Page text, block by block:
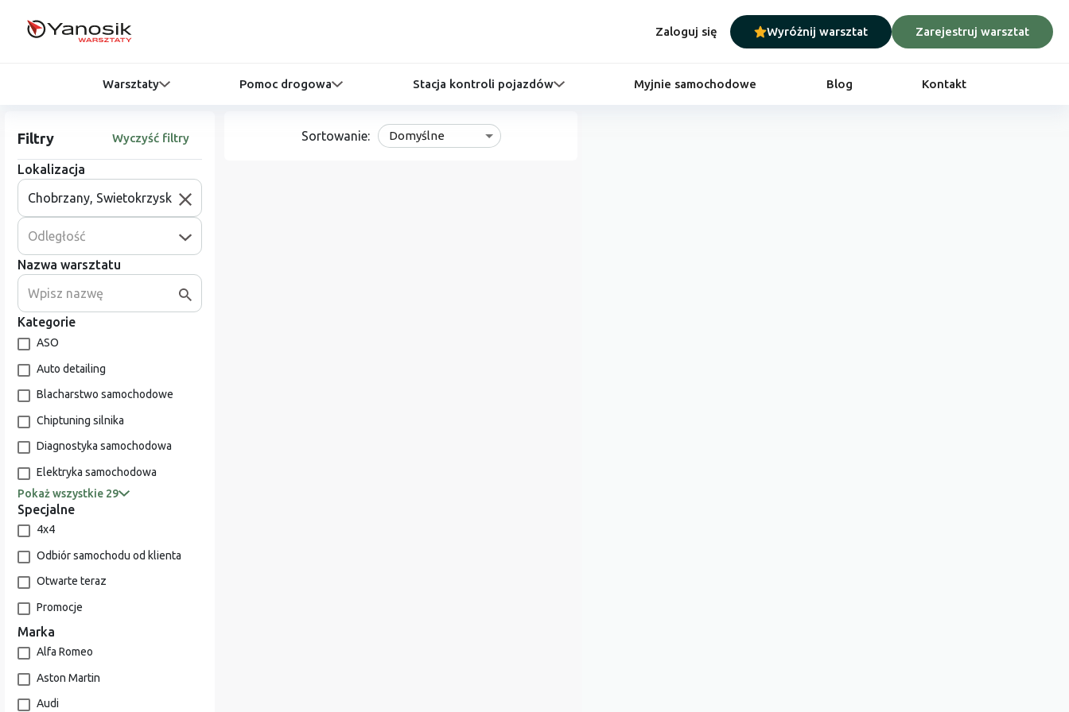
Zaloguj się Wyróżnij warsztat Zarejestruj warsztat
Warsztaty Pomoc drogowa Stacja kontroli pojazdów Myjnie samochodowe Blog Kontakt
Filtry Wyczyść filtry
Lokalizacja
Odległość
Nazwa warsztatu
Kategorie
ASO
Auto detailing
Blacharstwo samochodowe
Chiptuning silnika
Diagnostyka samochodowa
Elektryka samochodowa
Pokaż wszystkie 29
Specjalne
4x4
Odbiór samochodu od klienta
Otwarte teraz
Promocje
Marka
Alfa Romeo
Aston Martin
Audi
Sortowanie: Domyślne